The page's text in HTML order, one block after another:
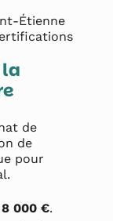
Étienne
la
de
de
pour
8 000 €.